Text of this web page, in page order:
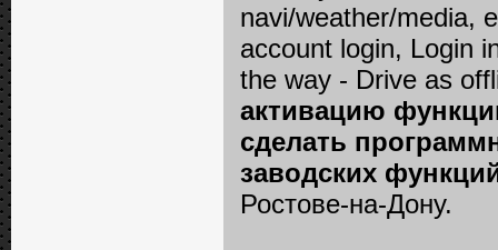
navi/weather/media,
account login, Login
the way - Drive as
активацию
сделать
заводских
Ростове-на-Дону.